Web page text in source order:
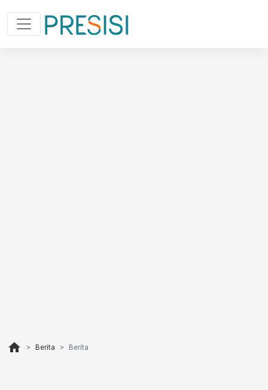
home Berita Berita